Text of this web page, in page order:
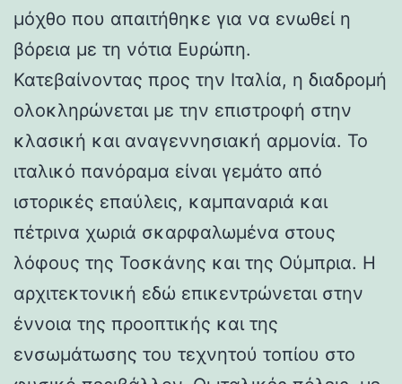
μόχθο που απαιτήθηκε για να ενωθεί η
βόρεια με τη νότια Ευρώπη.
Κατεβαίνοντας προς την Ιταλία, η διαδρομή
ολοκληρώνεται με την επιστροφή στην
κλασική και αναγεννησιακή αρμονία. Το
ιταλικό πανόραμα είναι γεμάτο από
ιστορικές επαύλεις, καμπαναριά και
πέτρινα χωριά σκαρφαλωμένα στους
λόφους της Τοσκάνης και της Ούμπρια. Η
αρχιτεκτονική εδώ επικεντρώνεται στην
έννοια της προοπτικής και της
ενσωμάτωσης του τεχνητού τοπίου στο